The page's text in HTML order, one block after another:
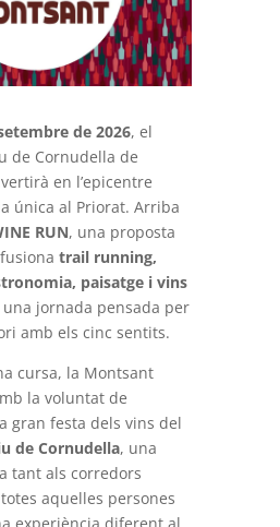
de 2026, el
de Cornudella de
en l’epicentre
única al Priorat. Arriba
RUN, una proposta
trail running,
paisatge i vins
jornada pensada per
amb els cinc sentits.
cursa, la Montsant
la voluntat de
gran festa dels vins del
de Cornudella, una
tant als corredors
aquelles persones